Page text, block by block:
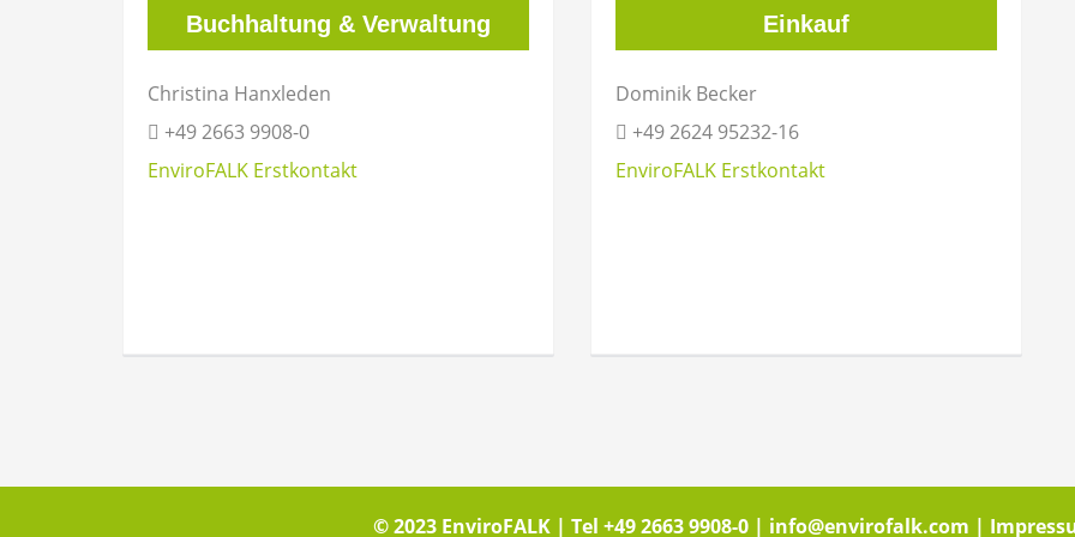
Buchhaltung & Verwaltung
Christina Hanxleden
+49 2663 9908-0
EnviroFALK Erstkontakt
Einkauf
Dominik Becker
+49 2624 95232-16
EnviroFALK Erstkontakt
© 2023 EnviroFALK | Tel +49 2663 9908-0| info@envirofalk.com |